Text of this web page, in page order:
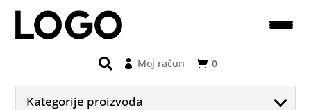
0
Moj račun
Kategorije proizvoda